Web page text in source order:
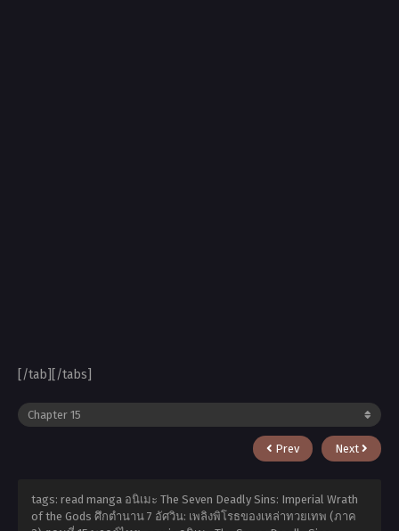
[/tab][/tabs]
Prev Next
tags: read manga อนิเมะ The Seven Deadly Sins: Imperial Wrath
of the Gods ศึกตำนาน 7 อัศวิน: เพลิงพิโรธของเหล่าทวยเทพ (ภาค